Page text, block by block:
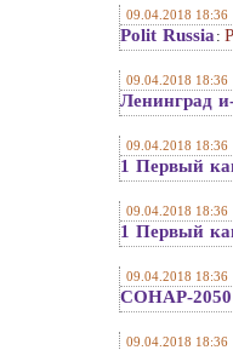
09.04.2018 18:36
Polit Russia :
09.04.2018 18:36
Ленинград
09.04.2018 18:36
1 Первый
09.04.2018 18:36
1 Первый
09.04.2018 18:36
СОНАР-2050
09.04.2018 18:36